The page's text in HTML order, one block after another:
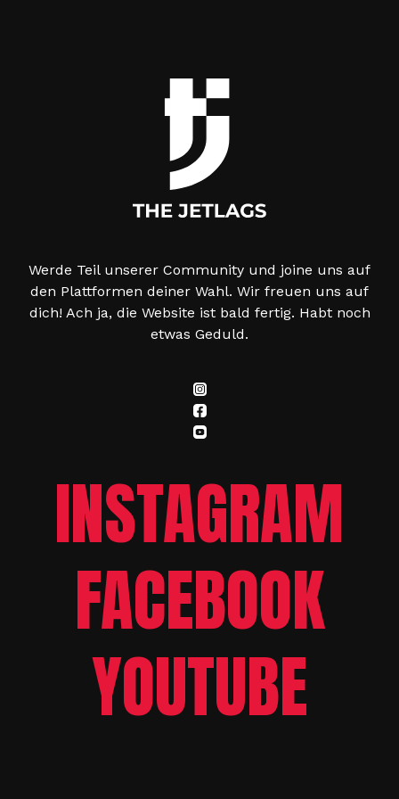
Werde Teil unserer Community und joine uns auf
den Plattformen deiner Wahl. Wir freuen uns auf
dich! Ach ja, die Website ist bald fertig. Habt noch
etwas Geduld.
INSTAGRAM
FACEBOOK
YOUTUBE